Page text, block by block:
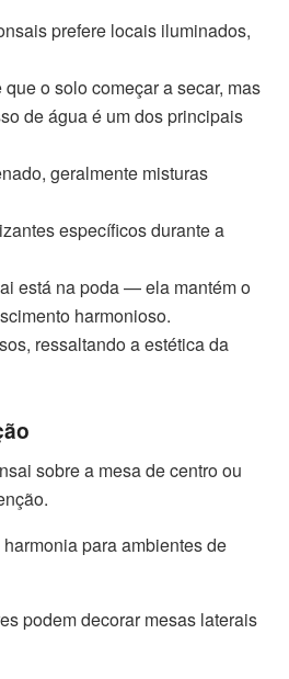
prefere locais iluminados,
o solo começar a secar, mas
de água é um dos principais
geralmente misturas
específicos durante a
está na poda — ela mantém o
harmonioso.
ressaltando a estética da
sobre a mesa de centro ou
para ambientes de
podem decorar mesas laterais